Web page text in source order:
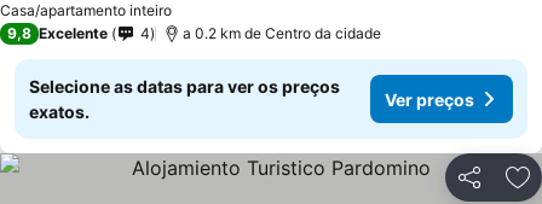
Casa/apartamento inteiro
9,8 Excelente 4 a 0.2 km de Centro da cidade
Selecione as datas para ver os preços
exatos.
Ver preços
Partilhar